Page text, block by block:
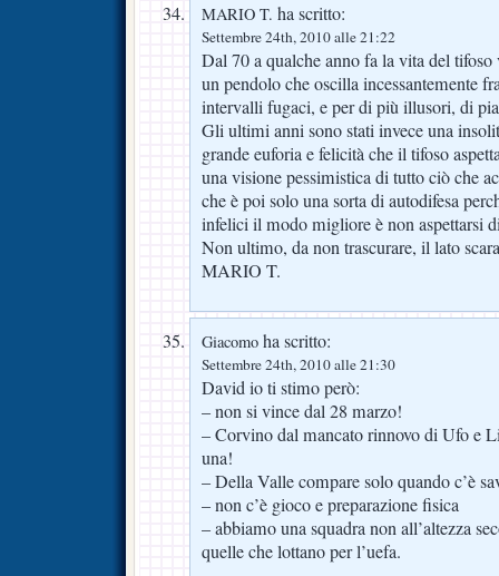
MARIO T. ha scritto:
Settembre 24th, 2010 alle 21:22
Dal 70 a qualche anno fa la vita del tifoso
un pendolo che oscilla incessantemente
intervalli fugaci, e per di più illusori, di
Gli ultimi anni sono stati invece una
grande euforia e felicità che il tifoso
una visione pessimistica di tutto ciò che
che è poi solo una sorta di autodifesa
infelici il modo migliore è non aspettarsi
Non ultimo, da non trascurare, il lato
MARIO T.
Giacomo ha scritto:
Settembre 24th, 2010 alle 21:30
David io ti stimo però:
– non si vince dal 28 marzo!
– Corvino dal mancato rinnovo di Ufo e
una!
– Della Valle compare solo quando c’è
– non c’è gioco e preparazione fisica
– abbiamo una squadra non all’altezza
quelle che lottano per l’uefa.